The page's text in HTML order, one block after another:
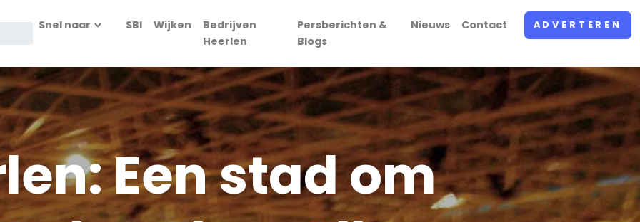
Snel naar SBI Wijken
Bedrijven
Heerlen
Persberichten &
Blogs
Nieuws Contact ADVERTEREN
Een stad om